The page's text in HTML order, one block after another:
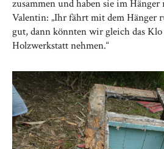
zusammen und haben sie im
Valentin: „Ihr fährt mit dem Hänger
gut, dann könnten wir gleich das
Holzwerkstatt nehmen.“